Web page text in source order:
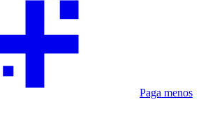
Paga menos